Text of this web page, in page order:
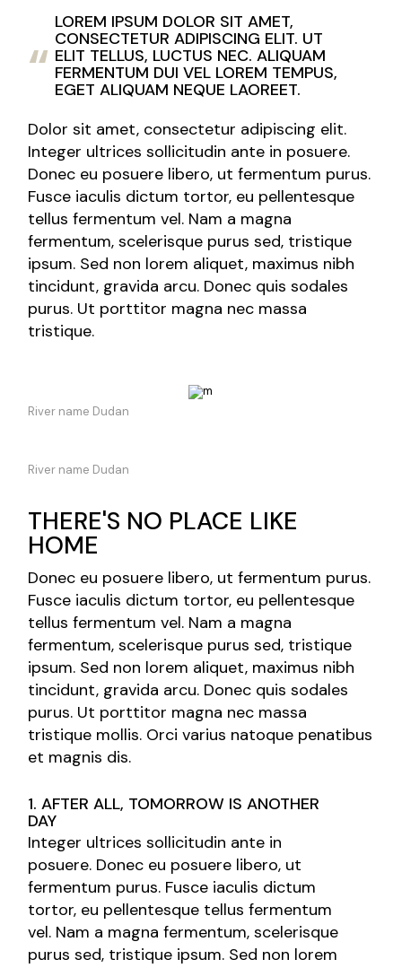
LOREM IPSUM DOLOR SIT AMET,
CONSECTETUR ADIPISCING ELIT. UT
ELIT TELLUS, LUCTUS NEC. ALIQUAM
FERMENTUM DUI VEL LOREM TEMPUS,
EGET ALIQUAM NEQUE LAOREET.
Dolor sit amet, consectetur adipiscing elit.
Integer ultrices sollicitudin ante in posuere.
Donec eu posuere libero, ut fermentum purus.
Fusce iaculis dictum tortor, eu pellentesque
tellus fermentum vel. Nam a magna
fermentum, scelerisque purus sed, tristique
ipsum. Sed non lorem aliquet, maximus nibh
tincidunt, gravida arcu. Donec quis sodales
purus. Ut porttitor magna nec massa
tristique.
River name Dudan
River name Dudan
THERE'S NO PLACE LIKE
HOME
Donec eu posuere libero, ut fermentum purus.
Fusce iaculis dictum tortor, eu pellentesque
tellus fermentum vel. Nam a magna
fermentum, scelerisque purus sed, tristique
ipsum. Sed non lorem aliquet, maximus nibh
tincidunt, gravida arcu. Donec quis sodales
purus. Ut porttitor magna nec massa
tristique mollis. Orci varius natoque penatibus
et magnis dis.
1. AFTER ALL, TOMORROW IS ANOTHER
DAY
Integer ultrices sollicitudin ante in
posuere. Donec eu posuere libero, ut
fermentum purus. Fusce iaculis dictum
tortor, eu pellentesque tellus fermentum
vel. Nam a magna fermentum, scelerisque
purus sed, tristique ipsum. Sed non lorem